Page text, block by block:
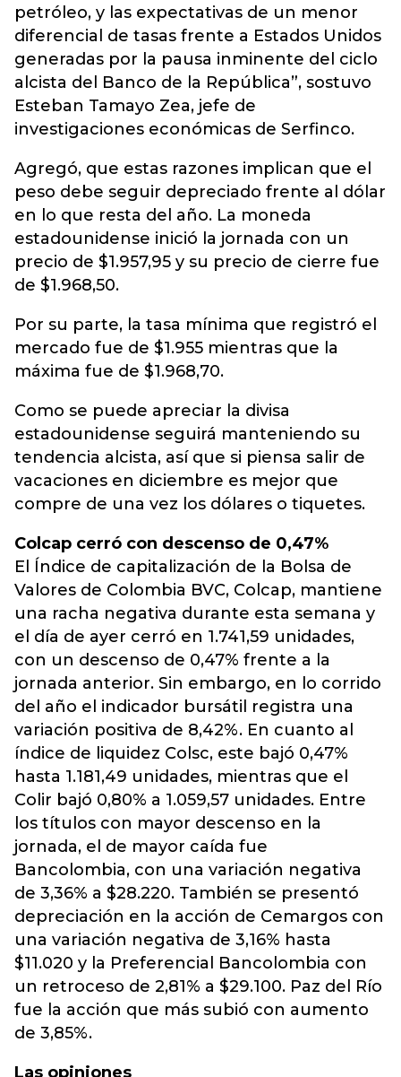
petróleo, y las expectativas de un menor
diferencial de tasas frente a Estados Unidos
generadas por la pausa inminente del ciclo
alcista del Banco de la República”, sostuvo
Esteban Tamayo Zea, jefe de
investigaciones económicas de Serfinco.
Agregó, que estas razones implican que el
peso debe seguir depreciado frente al dólar
en lo que resta del año. La moneda
estadounidense inició la jornada con un
precio de $1.957,95 y su precio de cierre fue
de $1.968,50.
Por su parte, la tasa mínima que registró el
mercado fue de $1.955 mientras que la
máxima fue de $1.968,70.
Como se puede apreciar la divisa
estadounidense seguirá manteniendo su
tendencia alcista, así que si piensa salir de
vacaciones en diciembre es mejor que
compre de una vez los dólares o tiquetes.
Colcap cerró con descenso de 0,47%
El Índice de capitalización de la Bolsa de
Valores de Colombia BVC, Colcap, mantiene
una racha negativa durante esta semana y
el día de ayer cerró en 1.741,59 unidades,
con un descenso de 0,47% frente a la
jornada anterior. Sin embargo, en lo corrido
del año el indicador bursátil registra una
variación positiva de 8,42%. En cuanto al
índice de liquidez Colsc, este bajó 0,47%
hasta 1.181,49 unidades, mientras que el
Colir bajó 0,80% a 1.059,57 unidades. Entre
los títulos con mayor descenso en la
jornada, el de mayor caída fue
Bancolombia, con una variación negativa
de 3,36% a $28.220. También se presentó
depreciación en la acción de Cemargos con
una variación negativa de 3,16% hasta
$11.020 y la Preferencial Bancolombia con
un retroceso de 2,81% a $29.100. Paz del Río
fue la acción que más subió con aumento
de 3,85%.
Las opiniones